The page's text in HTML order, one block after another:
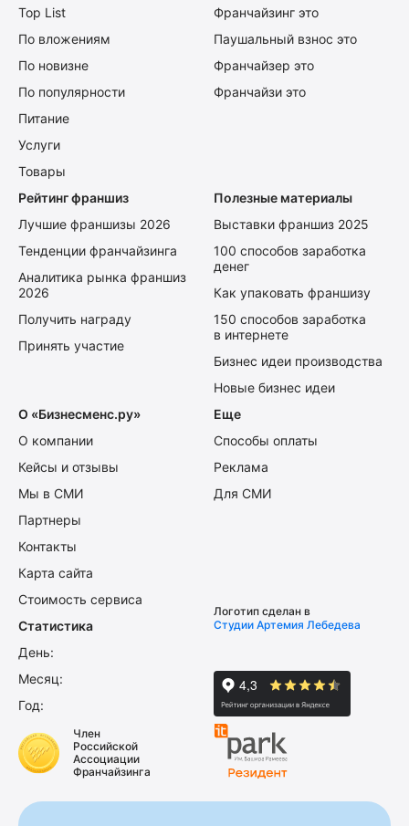
Top List
По вложениям
По новизне
По популярности
Питание
Услуги
Товары
Франчайзинг это
Паушальный взнос это
Франчайзер это
Франчайзи это
Рейтинг франшиз
Лучшие франшизы 2026
Тенденции франчайзинга
Аналитика рынка франшиз
2026
Получить награду
Принять участие
Полезные материалы
Выставки франшиз 2025
100 способов заработка
денег
Как упаковать франшизу
150 способов заработка
в интернете
Бизнес идеи производства
Новые бизнес идеи
О «Бизнесменс.ру»
О компании
Кейсы и отзывы
Мы в СМИ
Партнеры
Контакты
Карта сайта
Стоимость сервиса
Еще
Способы оплаты
Реклама
Для СМИ
Статистика
День:
Месяц:
Год:
Логотип сделан в
Студии Артемия Лебедева
Член
Российской
Ассоциации
Франчайзинга